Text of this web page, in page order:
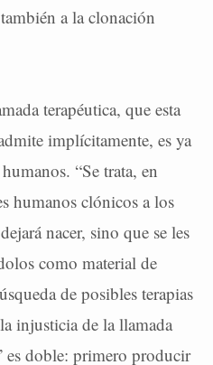
a la clonación
terapéutica, que esta
implícitamente, es ya
“Se trata, en
humanos clónicos a los
nacer, sino que se les
como material de
de posibles terapias
injusticia de la llamada
es doble: primero producir